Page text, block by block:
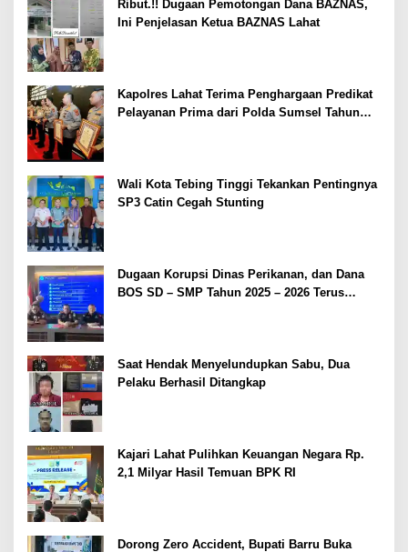
Ribut.!! Dugaan Pemotongan Dana BAZNAS,
Ini Penjelasan Ketua BAZNAS Lahat
Kapolres Lahat Terima Penghargaan Predikat
Pelayanan Prima dari Polda Sumsel Tahun
Wali Kota Tebing Tinggi Tekankan Pentingnya
SP3 Catin Cegah Stunting
Dugaan Korupsi Dinas Perikanan, dan Dana
BOS SD – SMP Tahun 2025 – 2026 Terus
Saat Hendak Menyelundupkan Sabu, Dua
Pelaku Berhasil Ditangkap
Kajari Lahat Pulihkan Keuangan Negara Rp.
2,1 Milyar Hasil Temuan BPK RI
Dorong Zero Accident, Bupati Barru Buka